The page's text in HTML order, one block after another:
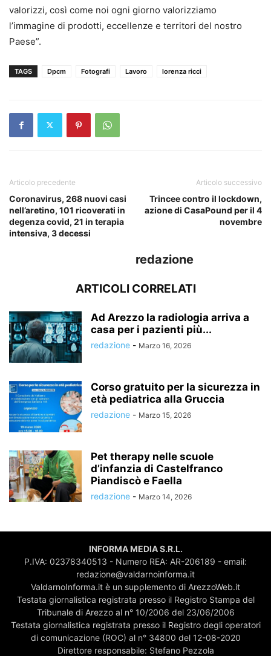
valorizzi, così come noi ogni giorno valorizziamo
l’immagine di prodotti, eccellenze e territori del nostro
Paese”.
TAGS Dpcm Fotografi Lavoro lorenza ricci
Articolo precedente
Coronavirus, 268 nuovi casi
nell’aretino, 101 ricoverati in
degenza covid, 21 in terapia
intensiva, 3 decessi
Articolo successivo
Trincee contro il lockdown,
azione di CasaPound per il 4
novembre
redazione
ARTICOLI CORRELATI
Ad Arezzo la radiologia arriva a
casa per i pazienti più...
redazione - Marzo 16, 2026
Corso gratuito per la sicurezza in
età pediatrica alla Gruccia
redazione - Marzo 15, 2026
Pet therapy nelle scuole
d’infanzia di Castelfranco
Piandiscò e Faella
redazione - Marzo 14, 2026
INFORMA MEDIA S.R.L.
P.IVA: 02378340513 - Numero REA: AR-206189 - email:
redazione@valdarnoinforma.it
ValdarnoInforma.it è un supplemento di ArezzoWeb.it
Testata giornalistica registrata presso il Registro Stampa del
Tribunale di Arezzo al n° 10/2006 del 23/06/2006
Testata giornalistica registrata presso il Registro degli operatori
di comunicazione (ROC) al n° 34800 del 12-08-2020
Direttore responsabile: Stefano Pezzola